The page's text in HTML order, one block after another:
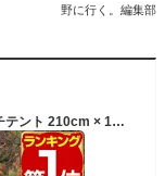
野に行く。編集部
【楽天1位】テント ワンタッチ 一人用 ワンタッチテント 210cm × 165cm 耐水 遮熱 UVカット ソロテント 耐水圧 1,500mm 前室 ダブルウォール 自立型 ドームテント キャンプテント ソロキャンプ アウトドア FIELDOOR ワンタッチテント100 1年保証 ★[送料無料]